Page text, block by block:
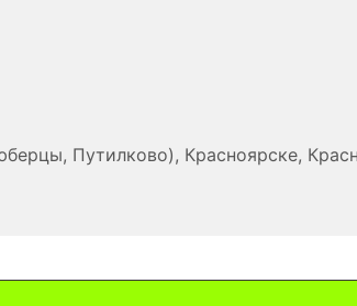
Путилково), Красноярске,